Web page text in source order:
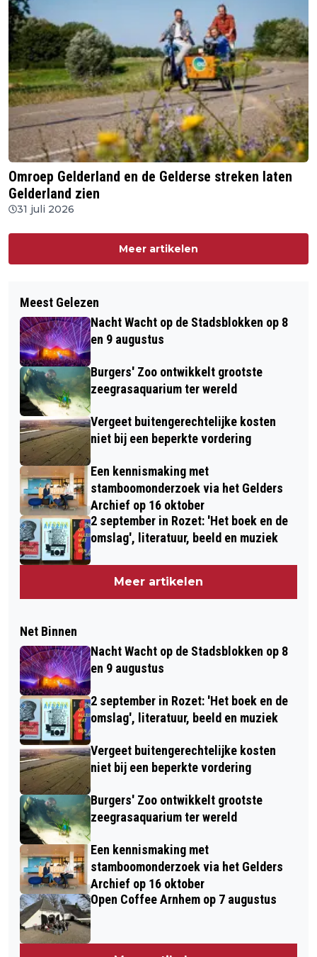
Omroep Gelderland en de Gelderse streken laten
Gelderland zien
31 juli 2026
Meer artikelen
Meest Gelezen
Nacht Wacht op de Stadsblokken op 8
en 9 augustus
Burgers' Zoo ontwikkelt grootste
zeegrasaquarium ter wereld
Vergeet buitengerechtelijke kosten
niet bij een beperkte vordering
Een kennismaking met
stamboomonderzoek via het Gelders
Archief op 16 oktober
2 september in Rozet: 'Het boek en de
omslag', literatuur, beeld en muziek
Meer artikelen
Net Binnen
Nacht Wacht op de Stadsblokken op 8
en 9 augustus
2 september in Rozet: 'Het boek en de
omslag', literatuur, beeld en muziek
Vergeet buitengerechtelijke kosten
niet bij een beperkte vordering
Burgers' Zoo ontwikkelt grootste
zeegrasaquarium ter wereld
Een kennismaking met
stamboomonderzoek via het Gelders
Archief op 16 oktober
Open Coffee Arnhem op 7 augustus